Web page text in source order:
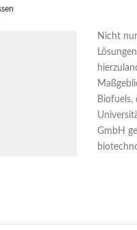
Nicht
GmbH